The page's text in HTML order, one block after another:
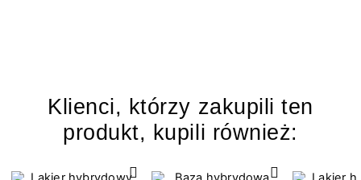
Klienci, którzy zakupili ten
produkt, kupili również: